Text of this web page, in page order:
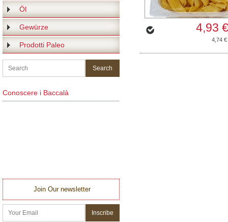
Öl
Gewürze
Prodotti Paleo
Conoscere i Baccalà
Join Our newsletter
4,93
4,74 €